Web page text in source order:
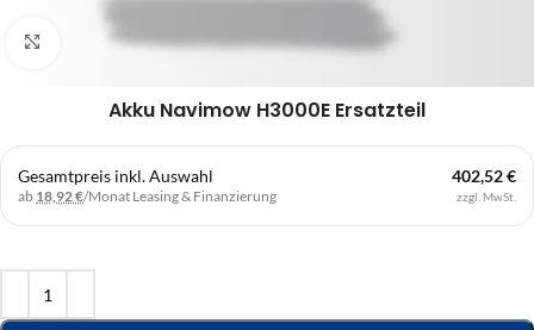
Klick zum Vergrößern
Akku Navimow H3000E Ersatzteil
Gesamtpreis inkl. Auswahl
ab 18,92 €/Monat Leasing & Finanzierung
402,52 €
zzgl. MwSt.